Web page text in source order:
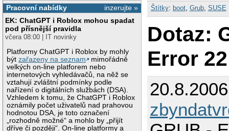
inzerujte »
Pracovní nabídky
EK: ChatGPT i Roblox mohou spadat
pod přísnější pravidla
včera 08:00 | IT novinky
Platformy ChatGPT i Roblox by mohly
býtzařazeny na seznam
mimořádně
velkých on-line platforem nebo
internetových vyhledávačů, na něž se
vztahují zvláštní podmínky podle
nařízení o digitálních službách (DSA).
Vzhledem k tomu, že ChatGPT i Roblox
oznámily počet uživatelů nad prahovou
hodnotou DSA, je toto označení
„rozhodně možné“ a mohlo by „přijít
dříve či později“. On-line platformy a
Štítky: boot, Grub, SUSE
Dotaz:
Error 22